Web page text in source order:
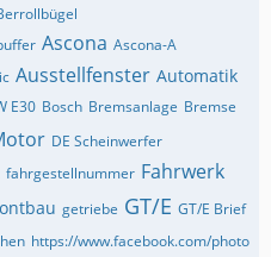
Ascona Ascona-A
Ausstellfenster Automatik
E30 Bosch Bremsanlage Bremse
DE Scheinwerfer
fahrgestellnummer Fahrwerk
getriebe GT/E GT/E Brief
https://www.facebook.com/photo